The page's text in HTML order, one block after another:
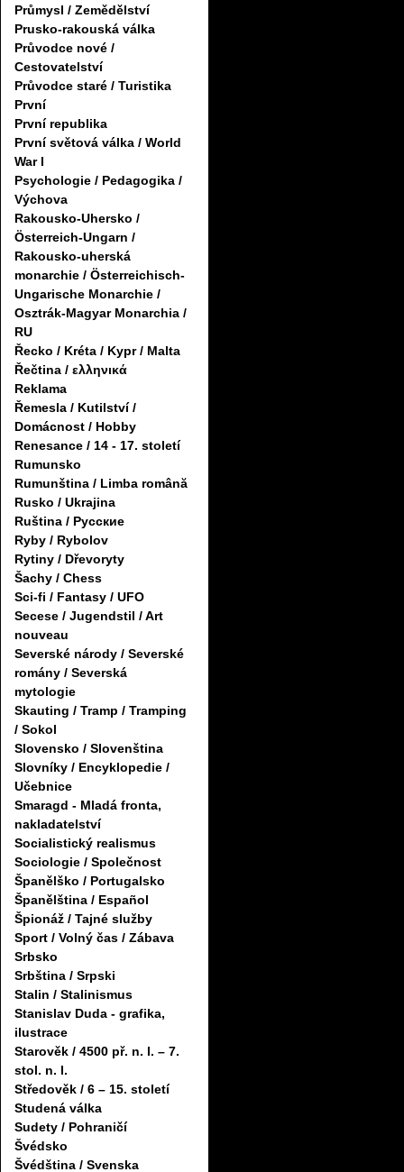
Průmysl / Zemědělství
Prusko-rakouská válka
Průvodce nové /
Cestovatelství
Průvodce staré / Turistika
První
První republika
První světová válka / World
War I
Psychologie / Pedagogika /
Výchova
Rakousko-Uhersko /
Österreich-Ungarn /
Rakousko-uherská
monarchie / Österreichisch-
Ungarische Monarchie /
Osztrák-Magyar Monarchia /
RU
Řecko / Kréta / Kypr / Malta
Řečtina / ελληνικά
Reklama
Řemesla / Kutilství /
Domácnost / Hobby
Renesance / 14 - 17. století
Rumunsko
Rumunština / Limba română
Rusko / Ukrajina
Ruština / Русские
Ryby / Rybolov
Rytiny / Dřevoryty
Šachy / Chess
Sci-fi / Fantasy / UFO
Secese / Jugendstil / Art
nouveau
Severské národy / Severské
romány / Severská
mytologie
Skauting / Tramp / Tramping
/ Sokol
Slovensko / Slovenština
Slovníky / Encyklopedie /
Učebnice
Smaragd - Mladá fronta,
nakladatelství
Socialistický realismus
Sociologie / Společnost
Španělško / Portugalsko
Španělština / Español
Špionáž / Tajné služby
Sport / Volný čas / Zábava
Srbsko
Srbština / Srpski
Stalin / Stalinismus
Stanislav Duda - grafika,
ilustrace
Starověk / 4500 př. n. l. – 7.
stol. n. l.
Středověk / 6 – 15. století
Studená válka
Sudety / Pohraničí
Švédsko
Švédština / Svenska